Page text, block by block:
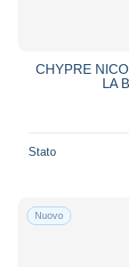
CHYPRE
LA
Stato
Nuovo